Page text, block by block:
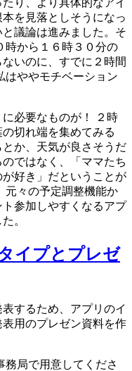
を見落としそうになっ
議論は進みました。そ
時から１６時３０分の
いのに、すでに２時間
はややモチベーション
必要なものが！ ２時
切れ端を集めてみる
か、天気が良さそうだ
ではなく、「ママたち
好き」だということが
元々の予定調整機能か
参加しやすくなるアプ
。
イプとプレゼ
するため、アプリのイ
用のプレゼン資料を作
務局で用意してくださ